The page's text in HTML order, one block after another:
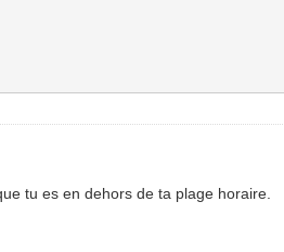
tu es en dehors de ta plage horaire.